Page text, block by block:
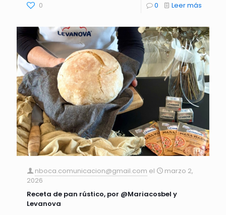
0 0 Leer más
nboca.comunicacion@gmail.com el
marzo 2,
2026
Receta de pan rústico, por @Mariacosbel y
Levanova